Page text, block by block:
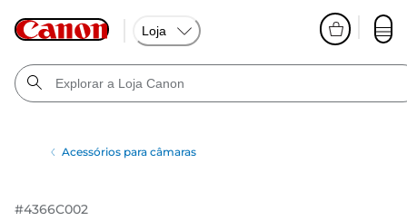
Loja
Acessórios para câmaras
#4366C002